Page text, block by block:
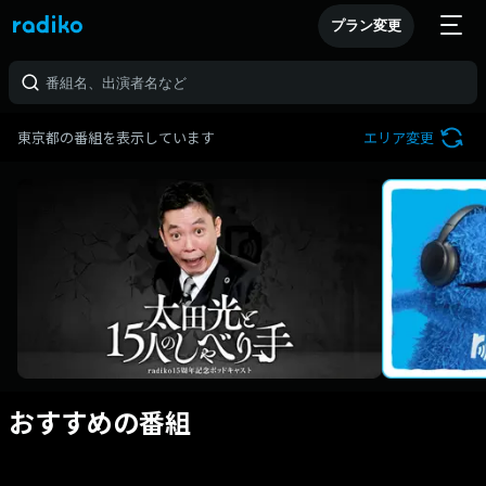
プラン変更
東京都の番組を表示しています エリア変更
おすすめの番組